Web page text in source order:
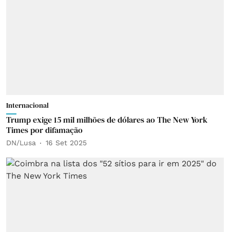
Internacional
Trump exige 15 mil milhões de dólares ao The New York
Times por difamação
DN/Lusa 16 Set 2025